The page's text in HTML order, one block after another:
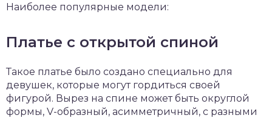
Наиболее популярные модели:
Платье с открытой спиной
Такое платье было создано специально для
девушек, которые могут гордиться своей
фигурой. Вырез на спине может быть округлой
формы, V-образный, асимметричный, с разными